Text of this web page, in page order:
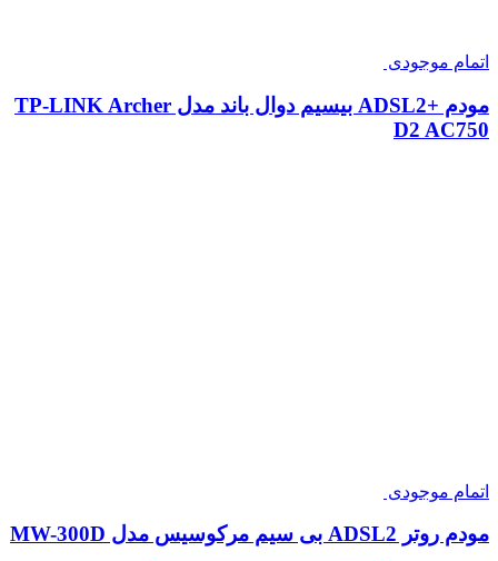
اتمام موجودی
مودم +ADSL2 بیسیم دوال باند مدل TP-LINK Archer
D2 AC750
اتمام موجودی
مودم روتر ADSL2 بی‌ سیم مرکوسیس مدل MW-300D